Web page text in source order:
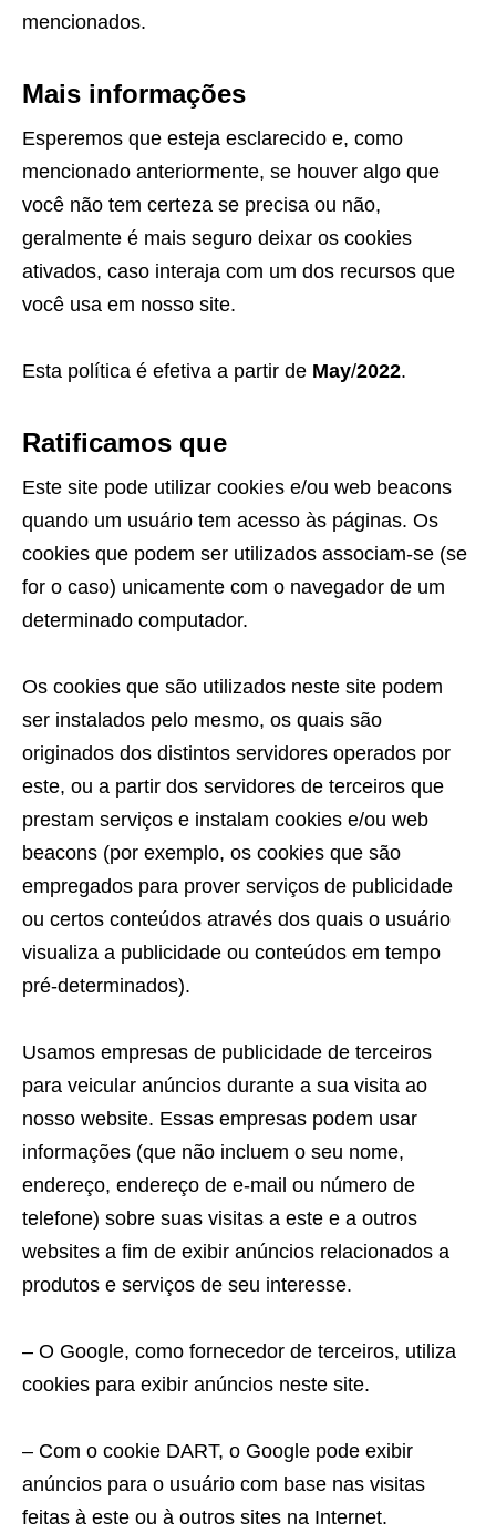
mencionados.
Mais informações
Esperemos que esteja esclarecido e, como
mencionado anteriormente, se houver algo que
você não tem certeza se precisa ou não,
geralmente é mais seguro deixar os cookies
ativados, caso interaja com um dos recursos que
você usa em nosso site.
Esta política é efetiva a partir de May/2022.
Ratificamos que
Este site pode utilizar cookies e/ou web beacons
quando um usuário tem acesso às páginas. Os
cookies que podem ser utilizados associam-se (se
for o caso) unicamente com o navegador de um
determinado computador.
Os cookies que são utilizados neste site podem
ser instalados pelo mesmo, os quais são
originados dos distintos servidores operados por
este, ou a partir dos servidores de terceiros que
prestam serviços e instalam cookies e/ou web
beacons (por exemplo, os cookies que são
empregados para prover serviços de publicidade
ou certos conteúdos através dos quais o usuário
visualiza a publicidade ou conteúdos em tempo
pré-determinados).
Usamos empresas de publicidade de terceiros
para veicular anúncios durante a sua visita ao
nosso website. Essas empresas podem usar
informações (que não incluem o seu nome,
endereço, endereço de e-mail ou número de
telefone) sobre suas visitas a este e a outros
websites a fim de exibir anúncios relacionados a
produtos e serviços de seu interesse.
– O Google, como fornecedor de terceiros, utiliza
cookies para exibir anúncios neste site.
– Com o cookie DART, o Google pode exibir
anúncios para o usuário com base nas visitas
feitas à este ou à outros sites na Internet.